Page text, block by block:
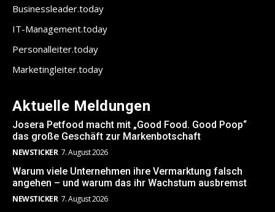
Businessleader.today
IT-Management.today
Personalleiter.today
Marketingleiter.today
Aktuelle Meldungen
Josera Petfood macht mit „Good Food. Good Poop“
das große Geschäft zur Markenbotschaft
NEWSTICKER 7. August 2026
Warum viele Unternehmen ihre Vermarktung falsch
angehen – und warum das ihr Wachstum ausbremst
NEWSTICKER 7. August 2026